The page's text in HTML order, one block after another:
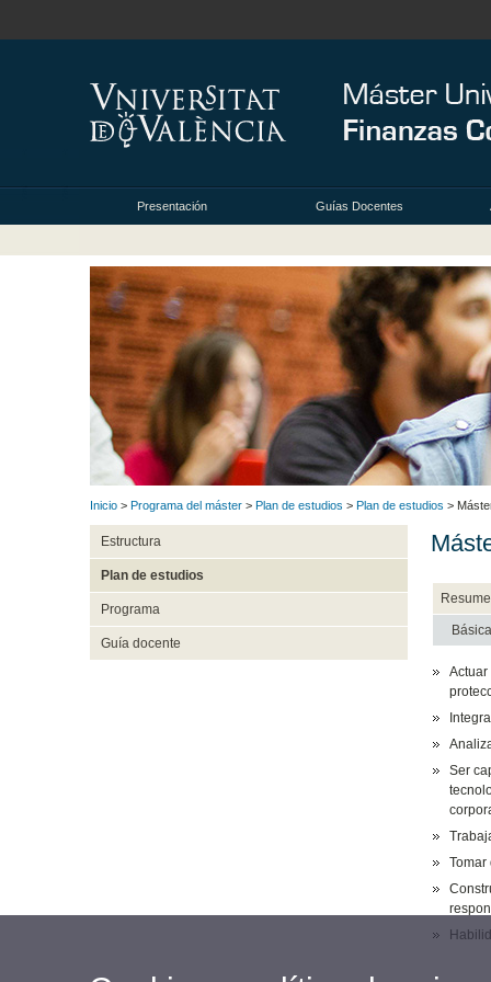
Presentación Guías Docentes
Inicio > Programa del máster > Plan de estudios > Plan de estudios >
Estructura
Plan de estudios
Programa
Guía docente
Ser